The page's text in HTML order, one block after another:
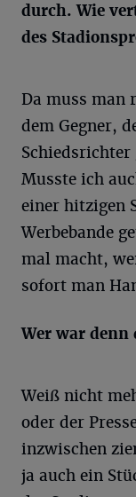
durch. Wie
des
Da muss man
dem Gegner,
Schiedsrichter
Musste ich
einer hitzigen
Werbebande
mal macht,
sofort man
Wer war denn
Weiß nicht
oder der
inzwischen
ja auch ein